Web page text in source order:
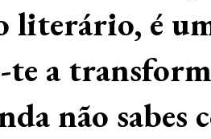
literário, é
a
não